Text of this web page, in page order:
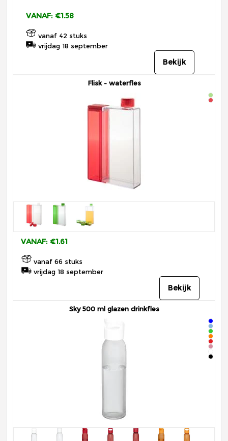
VANAF: €1.58
vanaf 42 stuks
vrijdag 18 september
Bekijk
Flisk - waterfles
VANAF: €1.61
vanaf 66 stuks
vrijdag 18 september
Bekijk
Sky 500 ml glazen drinkfles